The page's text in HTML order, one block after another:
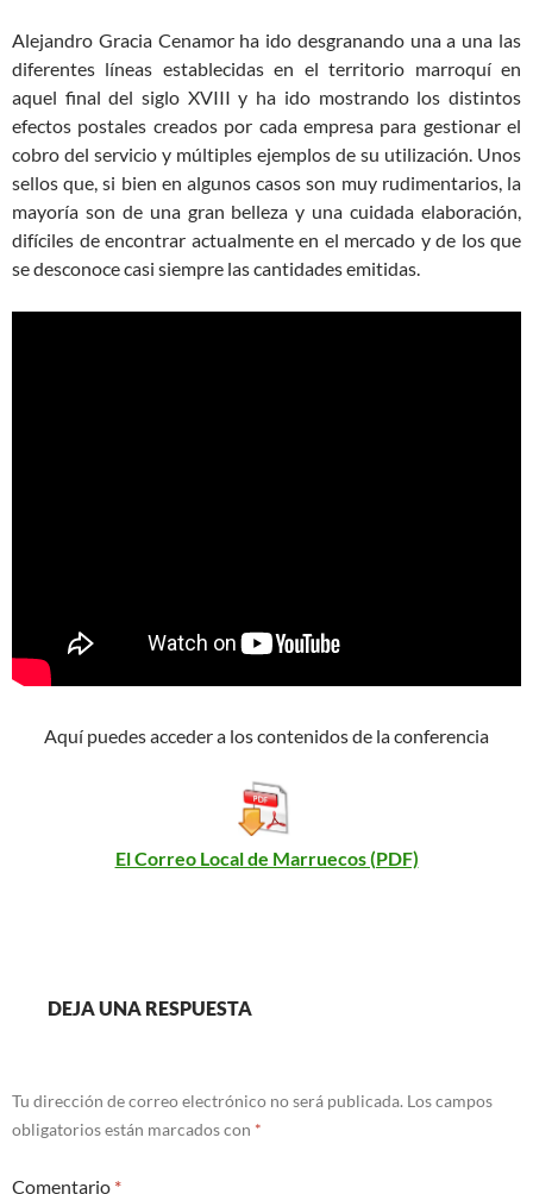
Alejandro Gracia Cenamor ha ido desgranando una a una las
diferentes líneas establecidas en el territorio marroquí en
aquel final del siglo XVIII y ha ido mostrando los distintos
efectos postales creados por cada empresa para gestionar el
cobro del servicio y múltiples ejemplos de su utilización. Unos
sellos que, si bien en algunos casos son muy rudimentarios, la
mayoría son de una gran belleza y una cuidada elaboración,
difíciles de encontrar actualmente en el mercado y de los que
se desconoce casi siempre las cantidades emitidas.
Aquí puedes acceder a los contenidos de la conferencia
El Correo Local de Marruecos (PDF)
DEJA UNA RESPUESTA
Tu dirección de correo electrónico no será publicada. Los campos
obligatorios están marcados con *
Comentario *